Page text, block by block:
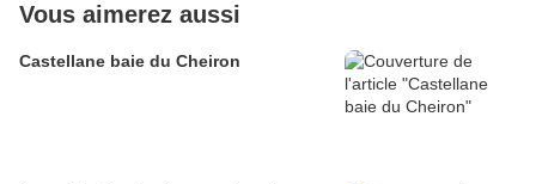
Vous aimerez aussi
Castellane baie du Cheiron